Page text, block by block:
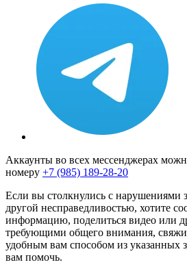
Аккаунты во всех мессенджерах
номеру +7 (985) 189-28-20
Если вы столкнулись с нарушениями
другой несправедливостью, хотите
информацию, поделиться видео или
требующими общего внимания,
удобным вам способом из указанных
вам помочь.